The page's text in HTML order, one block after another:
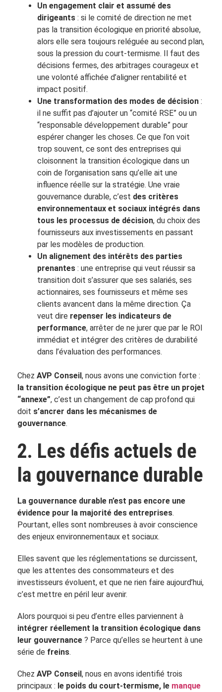
Un engagement clair et assumé des
dirigeants : si le comité de direction ne met
pas la transition écologique en priorité absolue,
alors elle sera toujours reléguée au second plan,
sous la pression du court-termisme. Il faut des
décisions fermes, des arbitrages courageux et
une volonté affichée d’aligner rentabilité et
impact positif.
Une transformation des modes de décision :
il ne suffit pas d’ajouter un “comité RSE” ou un
“responsable développement durable” pour
espérer changer les choses. Ce que l’on voit
trop souvent, ce sont des entreprises qui
cloisonnent la transition écologique dans un
coin de l’organisation sans qu’elle ait une
influence réelle sur la stratégie. Une vraie
gouvernance durable, c’est des critères
environnementaux et sociaux intégrés dans
tous les processus de décision, du choix des
fournisseurs aux investissements en passant
par les modèles de production.
Un alignement des intérêts des parties
prenantes : une entreprise qui veut réussir sa
transition doit s’assurer que ses salariés, ses
actionnaires, ses fournisseurs et même ses
clients avancent dans la même direction. Ça
veut dire repenser les indicateurs de
performance, arrêter de ne jurer que par le ROI
immédiat et intégrer des critères de durabilité
dans l’évaluation des performances.
Chez AVP Conseil, nous avons une conviction forte :
la transition écologique ne peut pas être un projet
“annexe”, c’est un changement de cap profond qui
doit s’ancrer dans les mécanismes de
gouvernance.
2. Les défis actuels de
la gouvernance durable
La gouvernance durable n’est pas encore une
évidence pour la majorité des entreprises.
Pourtant, elles sont nombreuses à avoir conscience
des enjeux environnementaux et sociaux.
Elles savent que les réglementations se durcissent,
que les attentes des consommateurs et des
investisseurs évoluent, et que ne rien faire aujourd’hui,
c’est mettre en péril leur avenir.
Alors pourquoi si peu d’entre elles parviennent à
intégrer réellement la transition écologique dans
leur gouvernance ? Parce qu’elles se heurtent à une
série de freins.
Chez AVP Conseil, nous en avons identifié trois
principaux : le poids du court-termisme, le manque